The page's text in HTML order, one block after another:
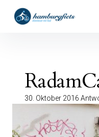
überspringen
hamburgfiets –
30. Oktober 2016